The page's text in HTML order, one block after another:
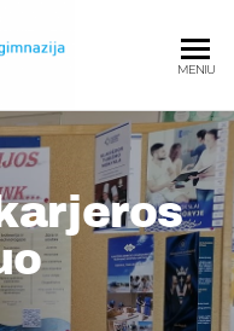
Klaipėdos
MENIU